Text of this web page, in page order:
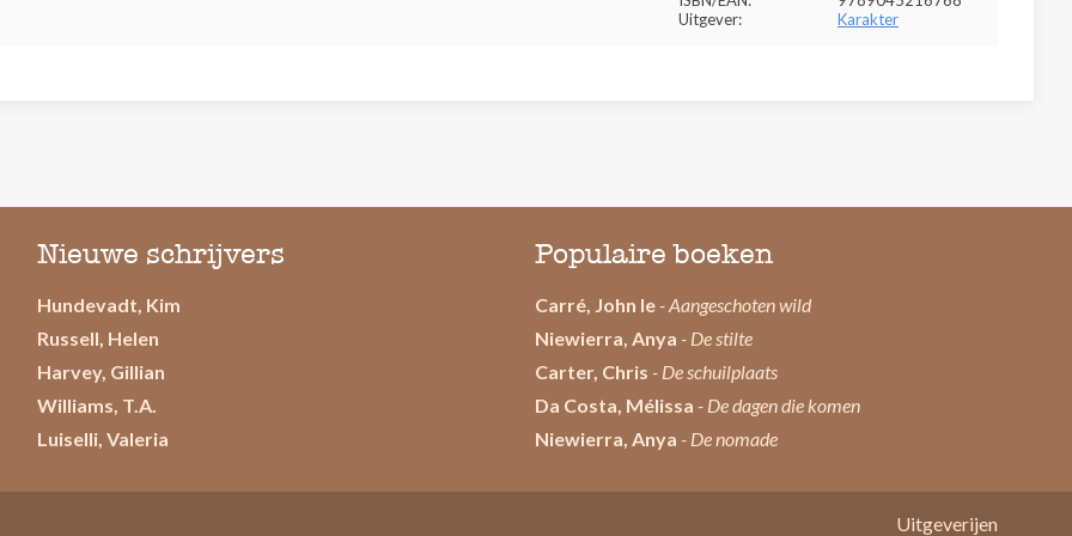
Uitgever:
Karakter
Nieuwe schrijvers
Hundevadt, Kim
Russell, Helen
Harvey, Gillian
Williams, T.A.
Luiselli, Valeria
Populaire boeken
Carré, John le - Aangeschoten wild
Niewierra, Anya - De stilte
Carter, Chris - De schuilplaats
Da Costa, Mélissa - De dagen die komen
Niewierra, Anya - De nomade
Uitgeverijen